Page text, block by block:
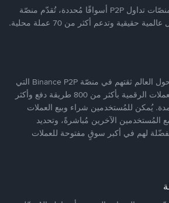
بينما تستهدف العديد من منصّات تداول P2P أسواقًا مُحددة، تُقدّم منصّة
يضع ملايين المُستخدمين حول العالم ثقتهم في منصّة Binance P2P التي
توفّر منصّة آمنة لتداول العملات الرقمية بأكثر من 800 طريقة دفع وأكثر
مُعتمدة. يُمكن للمُستخدمين شراء وبيع العملات
المُستخدمين الآخرين مُباشرةً، وتحديد
لهم في أكبر سوقٍ مفتوحة للعملات